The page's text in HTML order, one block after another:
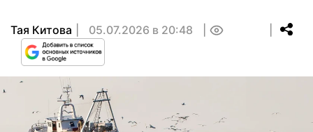
Тая Китова 05.07.2026 в 20:48